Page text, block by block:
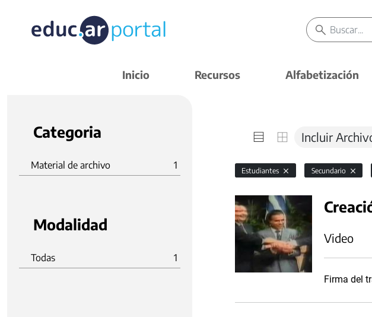
Inicio Recursos Alfabetización
Categoria
Material de archivo 1
Modalidad
Todas 1
Incluir
Estudiantes Secundario
Video
Firma del